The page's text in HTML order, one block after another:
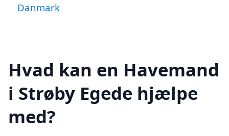
Danmark
Hvad kan en Havemand
i Strøby Egede hjælpe
med?